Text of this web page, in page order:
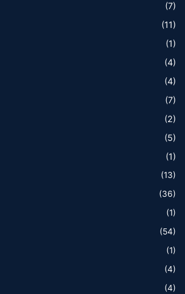
(7)
(11)
(1)
(4)
(4)
(7)
(2)
(5)
(1)
(13)
(36)
(1)
(54)
(1)
(4)
(4)